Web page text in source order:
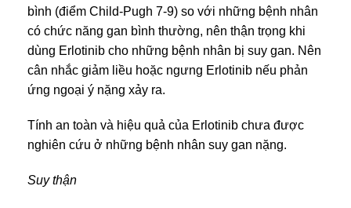
bình (điểm Child-Pugh 7-9) so với những bệnh nhân
có chức năng gan bình thường, nên thận trọng khi
dùng Erlotinib cho những bệnh nhân bị suy gan. Nên
cân nhắc giảm liều hoặc ngưng Erlotinib nếu phản
ứng ngoại ý nặng xảy ra.
Tính an toàn và hiệu quả của Erlotinib chưa được
nghiên cứu ở những bệnh nhân suy gan nặng.
Suy thận